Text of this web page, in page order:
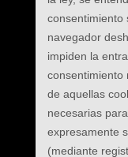
consentimiento
navegador
impiden la
consentimiento
de aquellas
necesarias
expresamente
(mediante